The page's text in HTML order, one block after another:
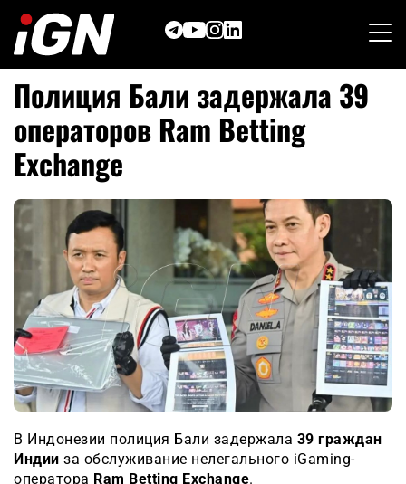
content
Полиция Бали задержала 39
операторов Ram Betting
Exchange
В Индонезии полиция Бали задержала 39 граждан
Индии за обслуживание нелегального iGaming-
оператора Ram Betting Exchange.